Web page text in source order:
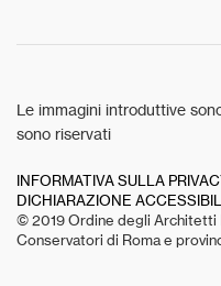
Le immagini introduttive
sono riservati
INFORMATIVA SULLA
DICHIARAZIONE
© 2019 Ordine degli Architetti
Conservatori di Roma e